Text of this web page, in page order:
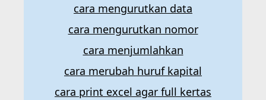
cara mengurutkan data
cara mengurutkan nomor
cara menjumlahkan
cara merubah huruf kapital
cara print excel agar full kertas